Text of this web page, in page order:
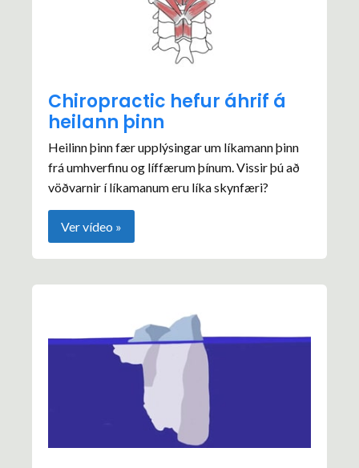
Chiropractic hefur áhrif á
heilann þinn
Heilinn þinn fær upplýsingar um líkamann þinn
frá umhverfinu og líffærum þínum. Vissir þú að
vöðvarnir í líkamanum eru líka skynfæri?
Ver vídeo »